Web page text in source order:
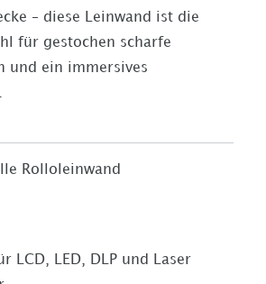
– diese Leinwand ist die
für gestochen scharfe
und ein immersives
Rolloleinwand
LCD, LED, DLP und Laser